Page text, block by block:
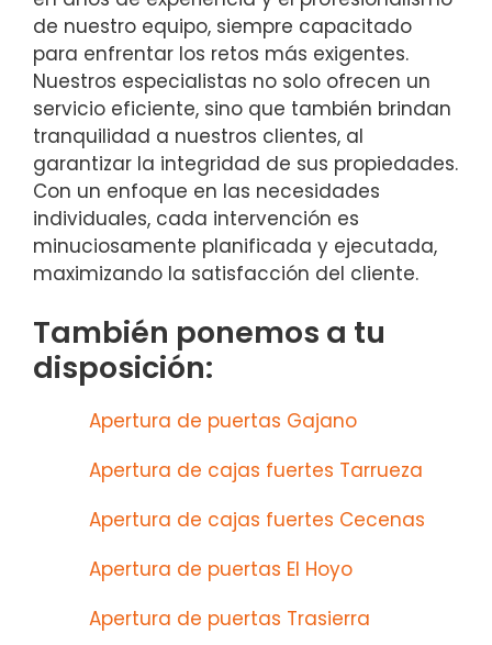
de nuestro equipo, siempre capacitado
para enfrentar los retos más exigentes.
Nuestros especialistas no solo ofrecen un
servicio eficiente, sino que también brindan
tranquilidad a nuestros clientes, al
garantizar la integridad de sus propiedades.
Con un enfoque en las necesidades
individuales, cada intervención es
minuciosamente planificada y ejecutada,
maximizando la satisfacción del cliente.
También ponemos a tu
disposición:
Apertura de puertas Gajano
Apertura de cajas fuertes Tarrueza
Apertura de cajas fuertes Cecenas
Apertura de puertas El Hoyo
Apertura de puertas Trasierra